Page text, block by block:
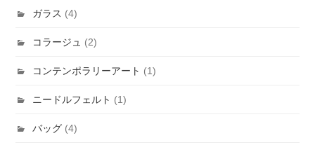
ガラス (4)
コラージュ (2)
コンテンポラリーアート (1)
ニードルフェルト (1)
バッグ (4)